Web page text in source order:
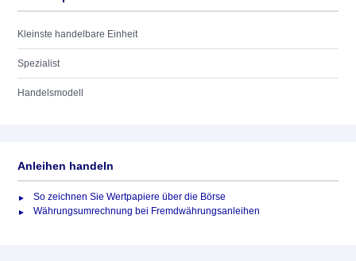
Kleinste handelbare Einheit
Spezialist
Handelsmodell
Anleihen handeln
So zeichnen Sie Wertpapiere über die Börse
Währungsumrechnung bei Fremdwährungsanleihen